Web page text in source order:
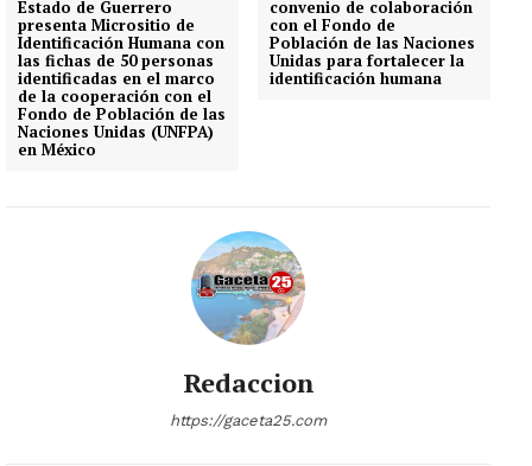
Estado de Guerrero
presenta Micrositio de
Identificación Humana con
las fichas de 50 personas
identificadas en el marco
de la cooperación con el
Fondo de Población de las
Naciones Unidas (UNFPA)
en México
convenio de colaboración
con el Fondo de
Población de las Naciones
Unidas para fortalecer la
identificación humana
Redaccion
https://gaceta25.com